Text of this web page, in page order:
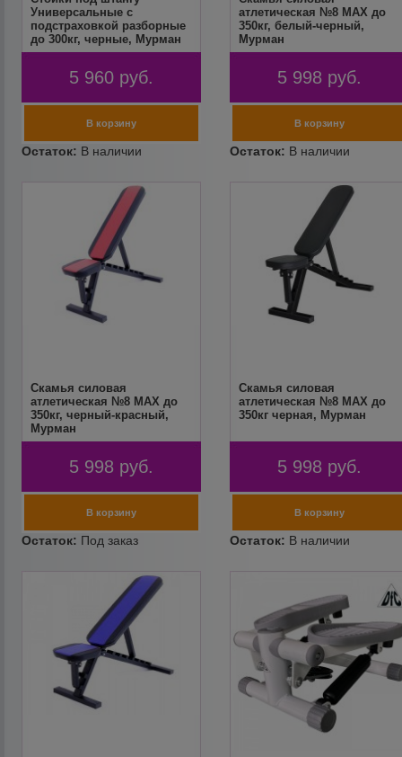
Универсальные с
подстраховкой разборные
до 300кг, черные, Мурман
5 960 руб.
атлетическая №8 MAX до
350кг, белый-черный,
Мурман
5 998 руб.
Скамья силовая
атлетическая №8 MAX до
350кг, черный-красный,
Мурман
5 998 руб.
Скамья силовая
атлетическая №8 MAX до
350кг черная, Мурман
5 998 руб.